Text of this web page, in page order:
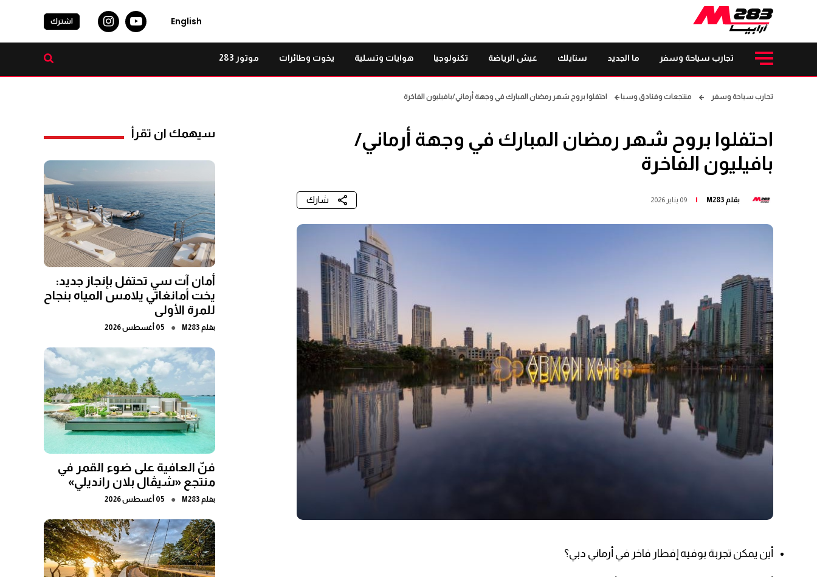
English اشترك
تجارب سياحة وسفر ما الجديد ستايلك عيش الرياضة تكنولوجيا هوايات وتسلية يخوت وطائرات موتور 283
تجارب سياحة وسفر منتجعات وفنادق وسبا احتفلوا بروح شهر رمضان المبارك في وجهة أرماني/بافيليون الفاخرة
احتفلوا بروح شهر رمضان المبارك في وجهة أرماني/
بافيليون الفاخرة
بقلم M283 09 يناير 2026 شارك
أين يمكن تجربة بوفيه إفطار فاخر في أرماني دبي؟
سيهمك ان تقرأ
أمان آت سي تحتفل بإنجاز جديد:
يخت أمانغاتي يلامس المياه بنجاح
للمرة الأولى
بقلم M283
● 05 أغسطس 2026
فنّ العافية على ضوء القمر في
منتجع «شيڤال بلان رانديلي»
بقلم M283
● 05 أغسطس 2026